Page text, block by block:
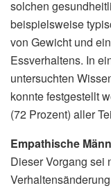
solchen
beispielsweise
von Gewicht und
Essverhaltens. In
untersuchten
konnte festgestellt
(72 Prozent) aller
Empathische
Dieser Vorgang sei